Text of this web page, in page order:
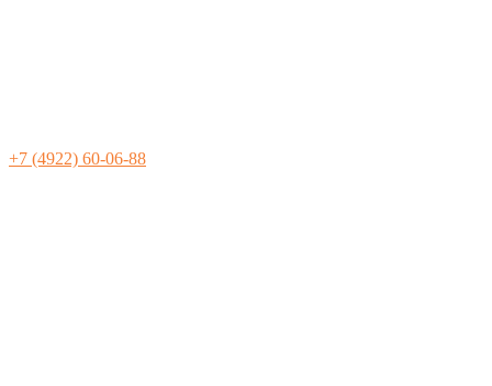
+7 (4922) 60-06-88